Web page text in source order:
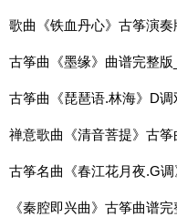
歌曲《铁血丹心》古筝演奏
古筝曲《墨缘》曲谱完整
古筝曲《琵琶语.林海》D调
禅意歌曲《清音菩提》古
古筝名曲《春江花月夜.G
《秦腔即兴曲》古筝曲谱